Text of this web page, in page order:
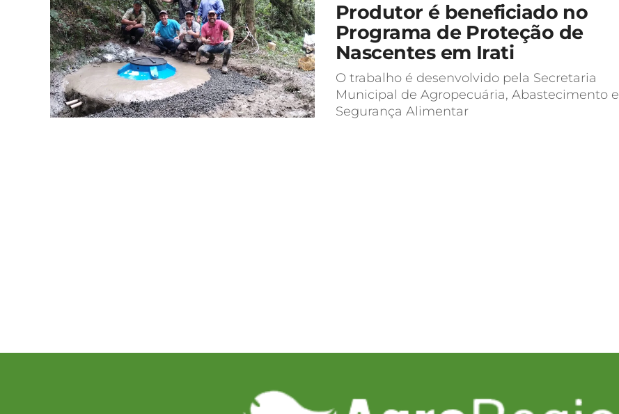
Produtor é beneficiado no
Programa de Proteção de
Nascentes em Irati
O trabalho é desenvolvido pela Secretaria
Municipal de Agropecuária, Abastecimento e
Segurança Alimentar